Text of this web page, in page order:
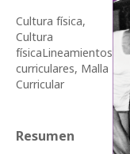
Cultura física,
Cultura
físicaLineamientos
curriculares, Malla
Curricular
Resumen